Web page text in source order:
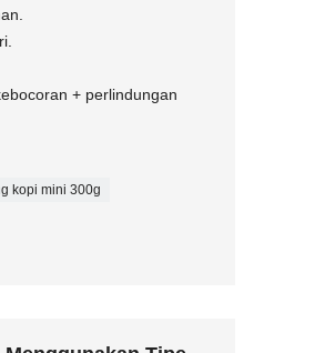
+ perlindungan
kopi mini 300g